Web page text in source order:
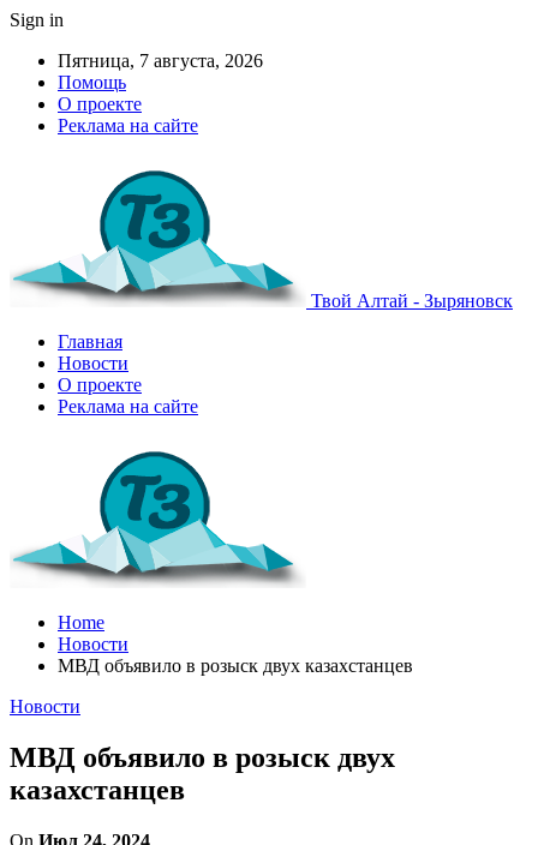
Sign in
Пятница, 7 августа, 2026
Помощь
О проекте
Реклама на сайте
Твой Алтай - Зыряновск
Главная
Новости
О проекте
Реклама на сайте
Home
Новости
МВД объявило в розыск двух казахстанцев
Новости
МВД объявило в розыск двух
казахстанцев
On Июл 24, 2024